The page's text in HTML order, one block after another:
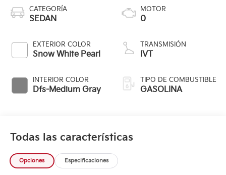
CATEGORÍA
SEDAN
EXTERIOR COLOR
Snow White Pearl
INTERIOR COLOR
Dfs-Medium Gray
MOTOR
0
TRANSMISIÓN
IVT
TIPO DE COMBUSTIBLE
GASOLINA
Todas las características
Opciones Especificaciones